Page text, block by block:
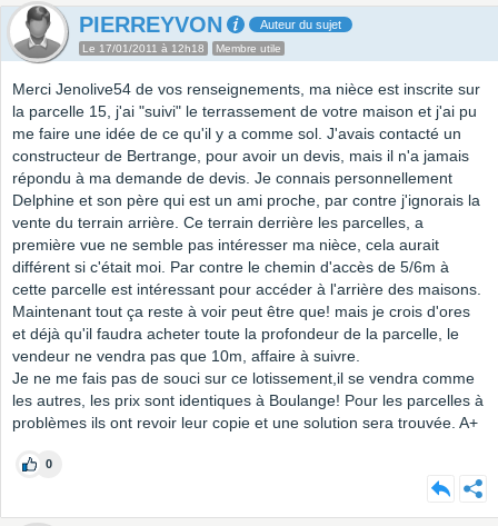
PIERREYVON Auteur du sujet
Le 17/01/2011 à 12h18 Membre utile
Merci Jenolive54 de vos renseignements, ma nièce est inscrite sur
la parcelle 15, j'ai "suivi" le terrassement de votre maison et j'ai pu
me faire une idée de ce qu'il y a comme sol. J'avais contacté un
constructeur de Bertrange, pour avoir un devis, mais il n'a jamais
répondu à ma demande de devis. Je connais personnellement
Delphine et son père qui est un ami proche, par contre j'ignorais la
vente du terrain arrière. Ce terrain derrière les parcelles, a
première vue ne semble pas intéresser ma nièce, cela aurait
différent si c'était moi. Par contre le chemin d'accès de 5/6m à
cette parcelle est intéressant pour accéder à l'arrière des maisons.
Maintenant tout ça reste à voir peut être que! mais je crois d'ores
et déjà qu'il faudra acheter toute la profondeur de la parcelle, le
vendeur ne vendra pas que 10m, affaire à suivre.
Je ne me fais pas de souci sur ce lotissement,il se vendra comme
les autres, les prix sont identiques à Boulange! Pour les parcelles à
problèmes ils ont revoir leur copie et une solution sera trouvée. A+
0